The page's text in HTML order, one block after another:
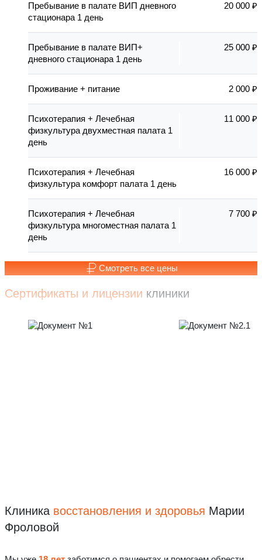
Пребывание в палате ВИП дневного
стационара 1 день
20 000 ₽
Пребывание в палате ВИП+
дневного стационара 1 день
25 000 ₽
Проживание + питание 2 000 ₽
Психотерапия + Лечебная
физкультура двухместная палата 1
день
11 000 ₽
Психотерапия + Лечебная
физкультура комфорт палата 1 день
16 000 ₽
Психотерапия + Лечебная
физкультура многоместная палата 1
день
7 700 ₽
Смотреть все цены
Сертификаты и лицензии клиники
Клиника восстановления и здоровья Марии
Фроловой